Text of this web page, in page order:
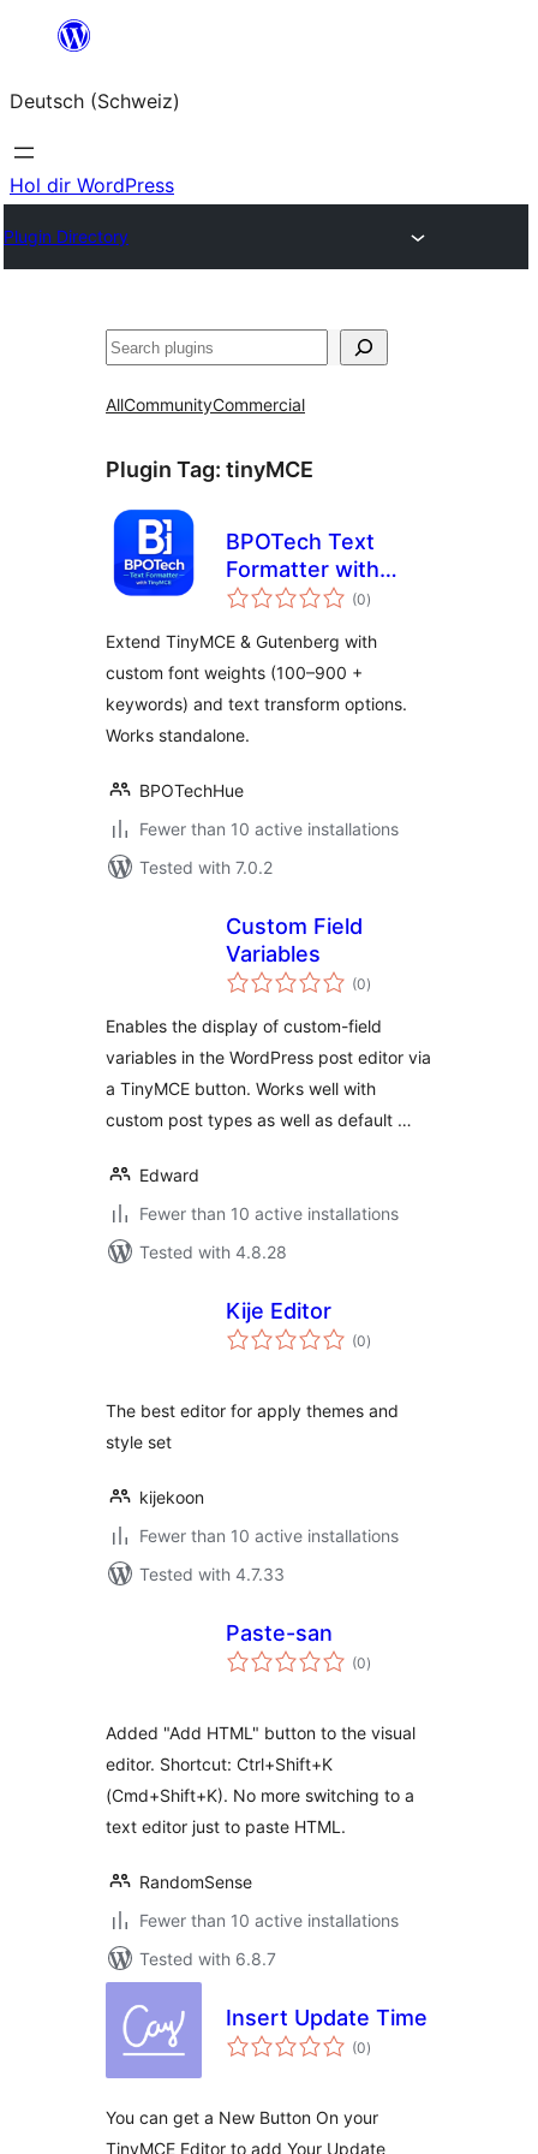
springen
Deutsch (Schweiz)
Hol dir WordPress
Plugin Directory
Suchen
AllCommunityCommercial
Plugin Tag: tinyMCE
BPOTech Text
Formatter with
TinyMCE
(0total
ratings
)
Extend TinyMCE & Gutenberg with
custom font weights (100–900 +
keywords) and text transform options.
Works standalone.
BPOTechHue
Fewer than 10 active installations
Tested with 7.0.2
Custom Field
Variables
(0total
ratings
)
Enables the display of custom-field
variables in the WordPress post editor via
a TinyMCE button. Works well with
custom post types as well as default …
Edward
Fewer than 10 active installations
Tested with 4.8.28
Kije Editor
(0total
ratings
)
The best editor for apply themes and
style set
kijekoon
Fewer than 10 active installations
Tested with 4.7.33
Paste-san
(0total
ratings
)
Added "Add HTML" button to the visual
editor. Shortcut: Ctrl+Shift+K
(Cmd+Shift+K). No more switching to a
text editor just to paste HTML.
RandomSense
Fewer than 10 active installations
Tested with 6.8.7
Insert Update Time
(0total
ratings
)
You can get a New Button On your
TinyMCE Editor to add Your Update